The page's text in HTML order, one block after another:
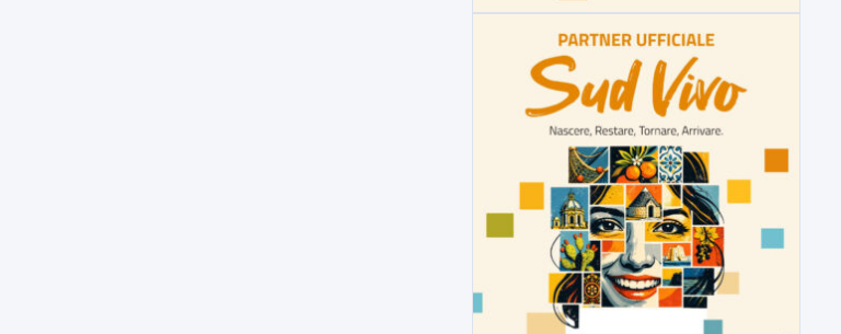
ULTIMI VIDEO